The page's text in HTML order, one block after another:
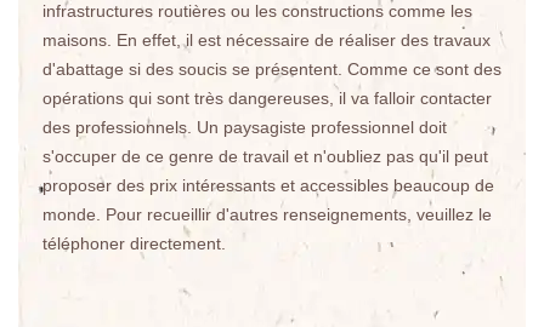
infrastructures routières ou les constructions comme les
maisons. En effet, il est nécessaire de réaliser des travaux
d'abattage si des soucis se présentent. Comme ce sont des
opérations qui sont très dangereuses, il va falloir contacter
des professionnels. Un paysagiste professionnel doit
s'occuper de ce genre de travail et n'oubliez pas qu'il peut
proposer des prix intéressants et accessibles beaucoup de
monde. Pour recueillir d'autres renseignements, veuillez le
téléphoner directement.